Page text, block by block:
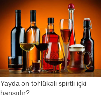
Yayda ən təhlükəli spirtli içki
hansıdır?